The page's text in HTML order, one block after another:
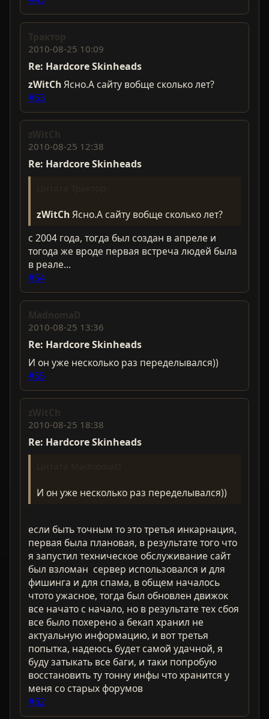
Трактор
2010-08-25 10:09
Re: Hardcorе Skinheads
zWitChЯсно.А сайту вобще сколько лет?
#53
zWitCh
2010-08-25 12:38
Re: Hardcorе Skinheads
zWitChЯсно.А сайту вобще сколько лет?
с 2004 года, тогда был создан в апреле и
тогода же вроде первая встреча людей была
в реале...
#54
MadnomaD
2010-08-25 13:36
Re: Hardcorе Skinheads
И он уже несколько раз переделывался))
#55
zWitCh
2010-08-25 18:38
Re: Hardcorе Skinheads
И он уже несколько раз переделывался))
если быть точным то это третья инкарнация,
первая была плановая, в результате того что
я запустил техническое обслуживание сайт
был взломан сервер использовался и для
фишинга и для спама, в общем началось
чтото ужасное, тогда был обновлен движок
все начато с начало, но в результате тех сбоя
все было похерено а бекап хранил не
актуальную информацию, и вот третья
попытка, надеюсь будет самой удачной, я
буду затыкать все баги, и таки попробую
восстановить ту тонну инфы что хранится у
меня со старых форумов
#62